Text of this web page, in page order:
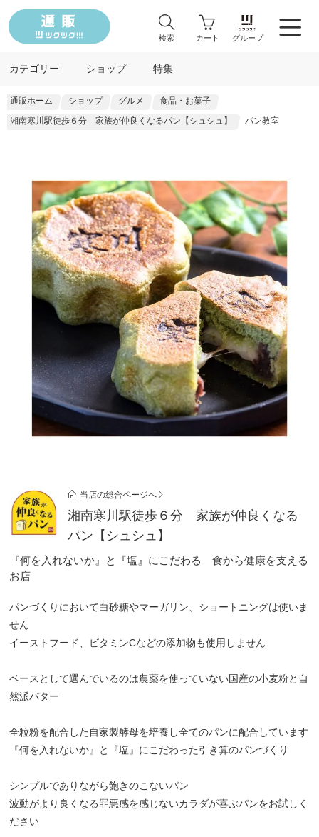
検索 カート グループ
カテゴリー ショップ 特集
通販ホーム ショップ グルメ
食品・お菓子
湘南寒川駅徒歩６分 家族が仲良くなるパン【シュシュ】
パン教室
当店の総合ページへ
湘南寒川駅徒歩６分 家族が仲良くなる
パン【シュシュ】
『何を入れないか』と『塩』にこだわる 食から健康を支える
お店
パンづくりにおいて白砂糖やマーガリン、ショートニングは使いま
せん
イーストフード、ビタミンCなどの添加物も使用しません
ベースとして選んでいるのは農薬を使っていない国産の小麦粉と自
然派バター
全粒粉を配合した自家製酵母を培養し全てのパンに配合しています
『何を入れないか』と『塩』にこだわった引き算のパンづくり
シンプルでありながら飽きのこないパン
波動がより良くなる罪悪感を感じないカラダが喜ぶパンをお試しく
ださい